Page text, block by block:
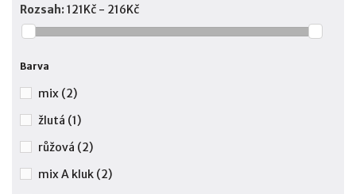
Rozsah:121Kč - 216Kč
Barva
mix (2)
žlutá (1)
růžová (2)
mix A kluk (2)